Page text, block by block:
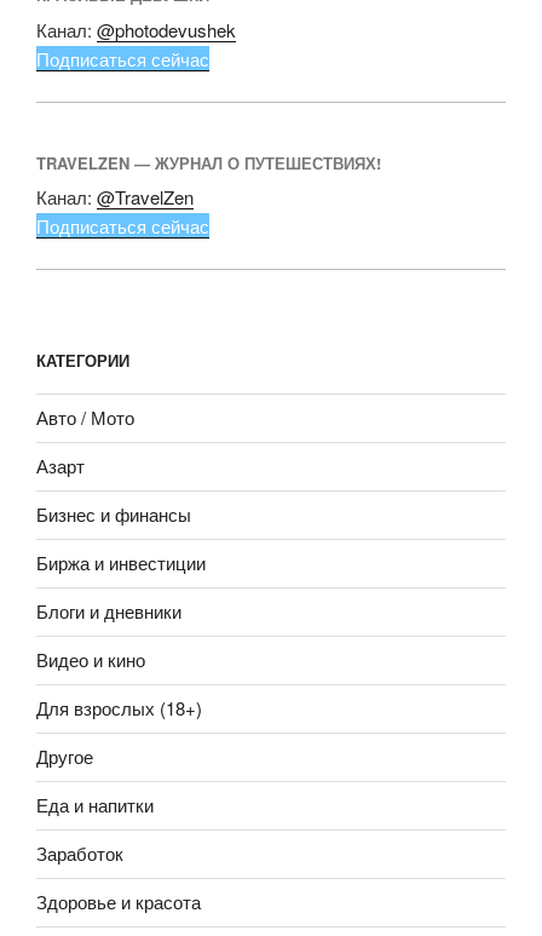
Канал: @photodevushek
Подписаться сейчас
TRAVELZEN — ЖУРНАЛ О ПУТЕШЕСТВИЯХ!
Канал: @TravelZen
Подписаться сейчас
КАТЕГОРИИ
Авто / Мото
Азарт
Бизнес и финансы
Биржа и инвестиции
Блоги и дневники
Видео и кино
Для взрослых (18+)
Другое
Еда и напитки
Заработок
Здоровье и красота